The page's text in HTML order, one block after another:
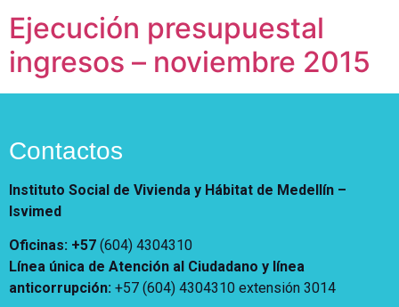
Vivienda Nueva
familiar
Titulación
Reconocimiento de
Acompañamiento Social
OPV-JVC
Convocatorias
Nosotros
Rendición de cuentas
Encuesta de Percepción
fuente
Contraste
Centro de relevo
Ejecución presupuestal
ingresos – noviembre 2015
Contactos
Instituto Social de Vivienda y Hábitat de Medellín –
Isvimed
Oficinas: +57 (604) 4304310
Línea única de Atención al Ciudadano y línea
anticorrupción: +57 (604) 4304310 extensión 3014